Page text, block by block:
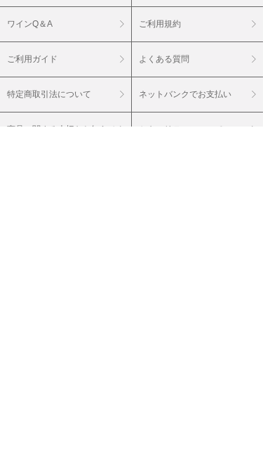
ワインQ＆A ご利用規約
ご利用ガイド よくある質問
特定商取引法について ネットバンクでお支払い
商品に関する大切なお知らせ セキュリティについて